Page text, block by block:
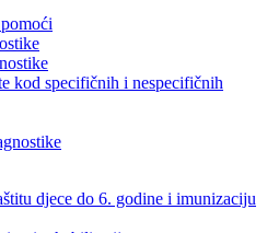
kod specifičnih i nespecifičnih
djece do 6. godine i imunizaciju